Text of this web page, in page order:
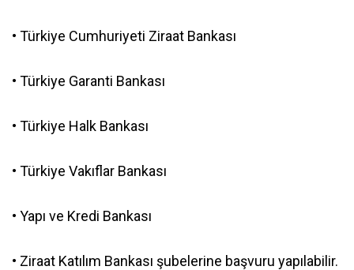
• Türkiye Cumhuriyeti Ziraat Bankası
• Türkiye Garanti Bankası
• Türkiye Halk Bankası
• Türkiye Vakıflar Bankası
• Yapı ve Kredi Bankası
• Ziraat Katılım Bankası şubelerine başvuru yapılabilir.